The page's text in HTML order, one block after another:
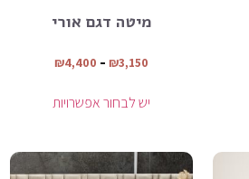
מיטה דגם אורי
₪3,150
–
₪4,400
יש לבחור אפשרויות